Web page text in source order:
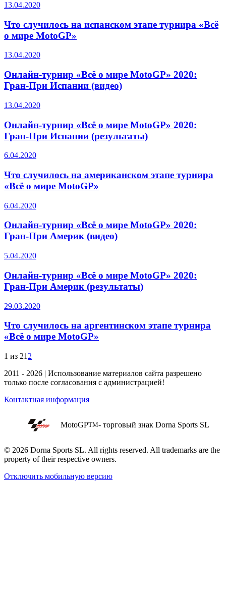
13.04.2020
Что случилось на испанском этапе турнира «Всё
о мире MotoGP»
13.04.2020
Онлайн-турнир «Всё о мире MotoGP» 2020:
Гран-При Испании (видео)
13.04.2020
Онлайн-турнир «Всё о мире MotoGP» 2020:
Гран-При Испании (результаты)
6.04.2020
Что случилось на американском этапе турнира
«Всё о мире MotoGP»
6.04.2020
Онлайн-турнир «Всё о мире MotoGP» 2020:
Гран-При Америк (видео)
5.04.2020
Онлайн-турнир «Всё о мире MotoGP» 2020:
Гран-При Америк (результаты)
29.03.2020
Что случилось на аргентинском этапе турнира
«Всё о мире MotoGP»
1 из 21 2
2011 - 2026 | Использование материалов сайта разрешено
только после согласования с администрацией!
Контактная информация
MotoGPTM- торговый знак Dorna Sports SL
© 2026 Dorna Sports SL. All rights reserved. All trademarks are the
property of their respective owners.
Отключить мобильную версию